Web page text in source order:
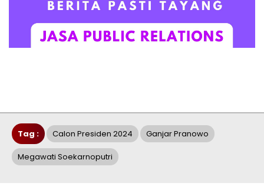
Tag : Calon Presiden 2024 Ganjar Pranowo
Megawati Soekarnoputri